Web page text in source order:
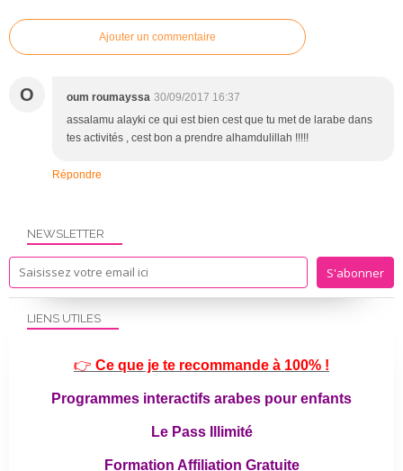
Ajouter un commentaire
O oum roumayssa 30/09/2017 16:37
assalamu alayki ce qui est bien cest que tu met de larabe dans
tes activités , cest bon a prendre alhamdulillah !!!!!
Répondre
NEWSLETTER
LIENS UTILES
👉 Ce que je te recommande à 100% !
Programmes interactifs arabes pour enfants
Le Pass Illimité
Formation Affiliation Gratuite